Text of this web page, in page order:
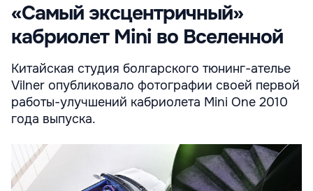
«Самый эксцентричный»
кабриолет Mini во Вселенной
Китайская студия болгарского тюнинг-ателье
Vilner опубликовало фотографии своей первой
работы-улучшений кабриолета Mini One 2010
года выпуска.